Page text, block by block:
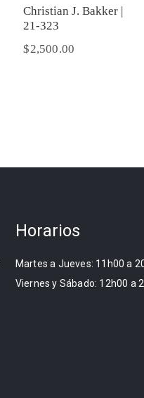
Christian J. Bakker |
21-323
$2,500.00
Horarios
Martes a Jueves: 11h00 a
Viernes y Sábado: 12h00 a